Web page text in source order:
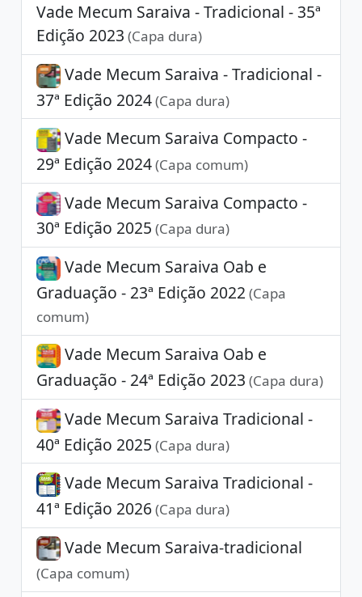
Vade Mecum Saraiva - Tradicional - 35ª
Edição 2023 (Capa dura)
Vade Mecum Saraiva - Tradicional -
37ª Edição 2024(Capa dura)
Vade Mecum Saraiva Compacto -
29ª Edição 2024(Capa comum)
Vade Mecum Saraiva Compacto -
30ª Edição 2025 (Capa dura)
Vade Mecum Saraiva Oab e
Graduação - 23ª Edição 2022 (Capa
comum)
Vade Mecum Saraiva Oab e
Graduação - 24ª Edição 2023 (Capa dura)
Vade Mecum Saraiva Tradicional -
40ª Edição 2025 (Capa dura)
Vade Mecum Saraiva Tradicional -
41ª Edição 2026(Capa dura)
Vade Mecum Saraiva-tradicional
(Capa comum)